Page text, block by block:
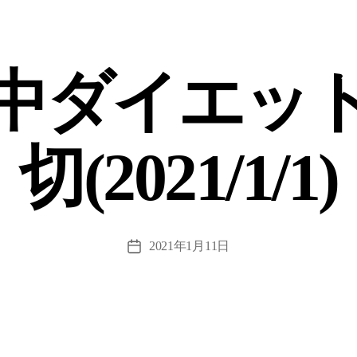
ダイエッ
切(2021/1/1)
投
稿 2021年1月11日